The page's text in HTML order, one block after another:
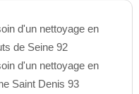
d'un nettoyage en
de Seine 92
d'un nettoyage en
Saint Denis 93